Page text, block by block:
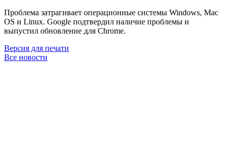
Проблема затрагивает операционные системы Windows, Mac
OS и Linux. Google подтвердил наличие проблемы и
выпустил обновление для Chrome.
Версия для печати
Все новости